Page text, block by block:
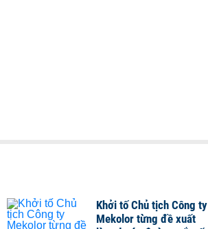
Khởi tố Chủ tịch Công ty
Mekolor từng đề xuất